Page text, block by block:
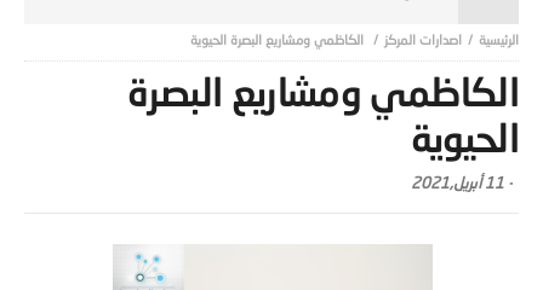
اصدارات المركز الكاظمي ومشاريع البصرة الحيوية
الكاظمي ومشاريع البصرة
الحيوية
- 11 أبريل,2021